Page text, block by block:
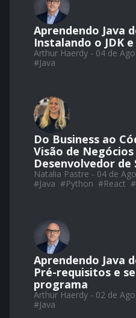
Aprendendo Java
Instalando o JDK
Arthur Haerdy - 04 de
#Java
Do Business ao
Visão de
Desenvolvedor
Natalia Pastre - 04 de
#Java #Python #React #
Aprendendo Java
Pré-requisitos e
programa
Arthur Haerdy - 02 de
#Java